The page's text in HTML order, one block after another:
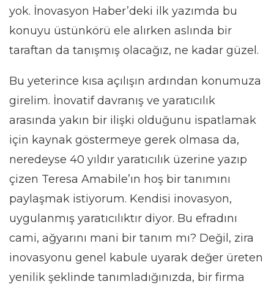
yok. İnovasyon Haber’deki ilk yazımda bu
konuyu üstünkörü ele alırken aslında bir
taraftan da tanışmış olacağız, ne kadar güzel.
Bu yeterince kısa açılışın ardından konumuza
girelim. İnovatif davranış ve yaratıcılık
arasında yakın bir ilişki olduğunu ispatlamak
için kaynak göstermeye gerek olmasa da,
neredeyse 40 yıldır yaratıcılık üzerine yazıp
çizen Teresa Amabile’ın hoş bir tanımını
paylaşmak istiyorum. Kendisi inovasyon,
uygulanmış yaratıcılıktır diyor. Bu efradını
cami, ağyarını mani bir tanım mı? Değil, zira
inovasyonu genel kabule uyarak değer üreten
yenilik şeklinde tanımladığınızda, bir firma